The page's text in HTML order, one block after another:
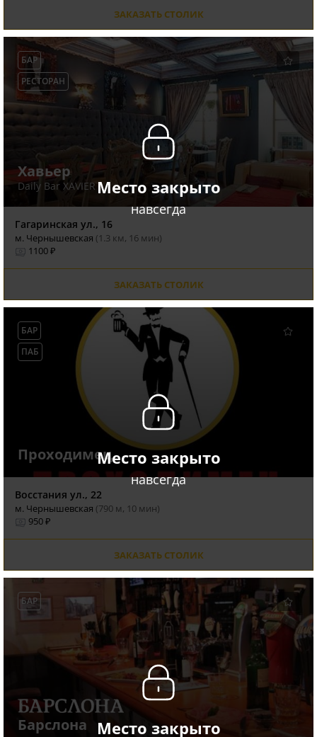
ЗАКАЗАТЬ СТОЛИК
Место закрыто
навсегда
БАР
РЕСТОРАН
Хавьер
Daily Bar XAVIER
Гагаринская ул., 16
м. Чернышевская (1.3 км, 16 мин)
1100 ₽
ЗАКАЗАТЬ СТОЛИК
Место закрыто
навсегда
БАР
ПАБ
Проходимец
Восстания ул., 22
м. Чернышевская (790 м, 10 мин)
950 ₽
ЗАКАЗАТЬ СТОЛИК
Место закрыто
БАР
Барслона